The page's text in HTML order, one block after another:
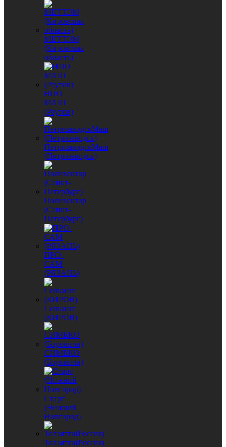
МЕТТЭМ
(Кировская
область)
НПО
МАШ
(Реутов)
ПетрозаводскМаш
(Петрозаводск)
Поливектор
(Санкт-
Петербург)
ПРО-
САМ
(РЯЗАНЬ)
Сельмаш
(КИРОВ)
СИМЕКО
(Боровичи)
Старт
(Нижний
Новгород)
Тольятти(Россия)